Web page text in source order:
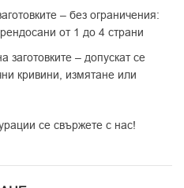
– без ограничения:
от 1 до 4 страни
– допускат се
кривини, измятане или
се свържете с нас!